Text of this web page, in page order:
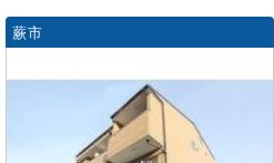
蕨市